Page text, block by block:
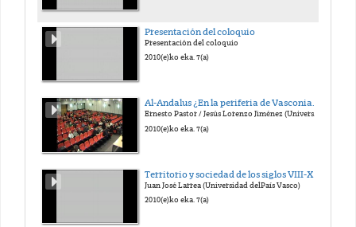
Presentación del coloquio
Presentación del coloquio
2010(e)ko eka. 7(a)
Al-Andalus ¿En la periferia de Vasconia?:Sistemas de dominación de balad Bambaluna y de Alaba wal-l-Qilâ' en la octava centuria
Ernesto Pastor / Jesús Lorenzo Jiménez (Universidad del País Vasco)
2010(e)ko eka. 7(a)
Territorio y sociedad de los siglos VIII-X
Juan José Larrea (Universidad delPaís Vasco)
2010(e)ko eka. 7(a)